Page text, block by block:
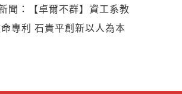
聞：【卓爾不群】資工系教
專利 石貴平創新以人為本